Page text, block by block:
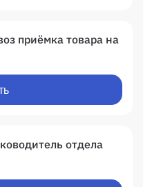
приёмка товара на
отдела